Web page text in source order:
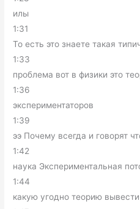
илы
1:31
То есть это знаете такая
1:33
проблема вот в физики это
1:36
экспериментаторов
1:39
ээ Почему всегда и говорят
1:42
наука Экспериментальная
1:44
какую угодно теорию